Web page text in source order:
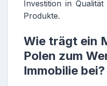
Investition in
Produkte.
Wie trägt ein
Polen zum
Immobilie bei?